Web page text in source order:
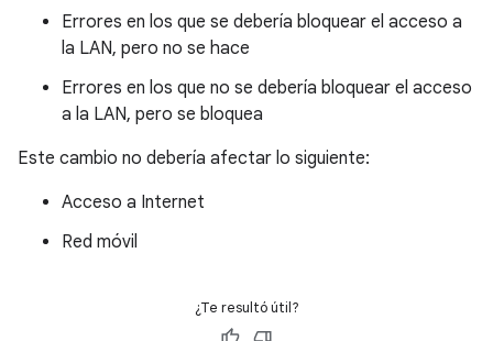
Errores en los que se debería bloquear el acceso a
la LAN, pero no se hace
Errores en los que no se debería bloquear el acceso
a la LAN, pero se bloquea
Este cambio no debería afectar lo siguiente:
Acceso a Internet
Red móvil
¿Te resultó útil?